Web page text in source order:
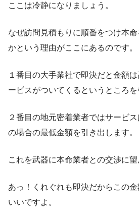
ここは冷静になりましょう。
なぜ訪問見積もりに順番をつけ本
かという理由がここにあるのです。
１番目の大手業社で即決だと金額
ービスがついてくるというところを
２番目の地元密着業者ではサービ
の場合の最低金額を引き出します。
これを武器に本命業者との交渉に望
あっ！くれぐれも即決だからこの
いいですよ。